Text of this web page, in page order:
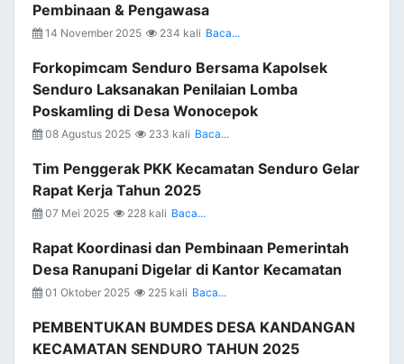
Pembinaan & Pengawasa
14 November 2025 234 kali Baca...
Forkopimcam Senduro Bersama Kapolsek
Senduro Laksanakan Penilaian Lomba
Poskamling di Desa Wonocepok
08 Agustus 2025 233 kali Baca...
Tim Penggerak PKK Kecamatan Senduro Gelar
Rapat Kerja Tahun 2025
07 Mei 2025 228 kali Baca...
Rapat Koordinasi dan Pembinaan Pemerintah
Desa Ranupani Digelar di Kantor Kecamatan
01 Oktober 2025 225 kali Baca...
PEMBENTUKAN BUMDES DESA KANDANGAN
KECAMATAN SENDURO TAHUN 2025